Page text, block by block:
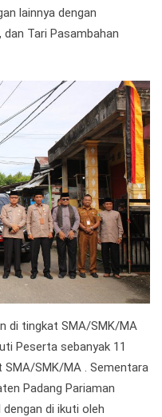
lainnya dengan
Tari Pasambahan
di tingkat SMA/SMK/MA
Peserta sebanyak 11
SMK/MA . Sementara
Padang Pariaman
di ikuti oleh